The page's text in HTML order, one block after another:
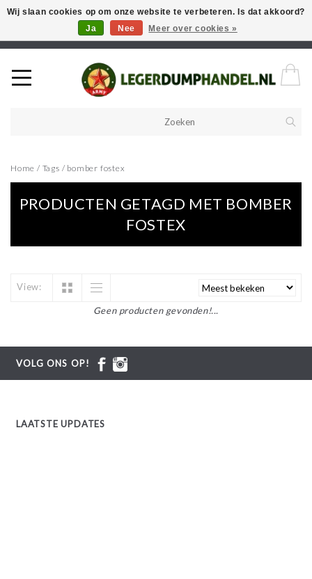
Welkom in onze webshop! Als u een product zoekt en deze niet kan
vinden in de webwinkel, neem vooral contact op!
Home / Tags / bomber fostex
PRODUCTEN GETAGD MET BOMBER
FOSTEX
View:
Geen producten gevonden!...
VOLG ONS OP!
LAATSTE UPDATES
Wij slaan cookies op om onze website te verbeteren. Is dat akkoord?
Ja
Nee Meer over cookies »